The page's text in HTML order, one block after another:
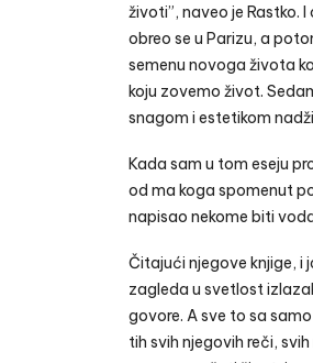
životi”, naveo je Rastko.
obreo se u Parizu, a
semenu novoga života
koju zovemo život.
snagom i estetikom
Kada sam u tom eseju
od ma koga spomenut
napisao nekome biti
Čitajući njegove knjige, i
zagleda u svetlost
govore. A sve to sa
tih svih njegovih reči,